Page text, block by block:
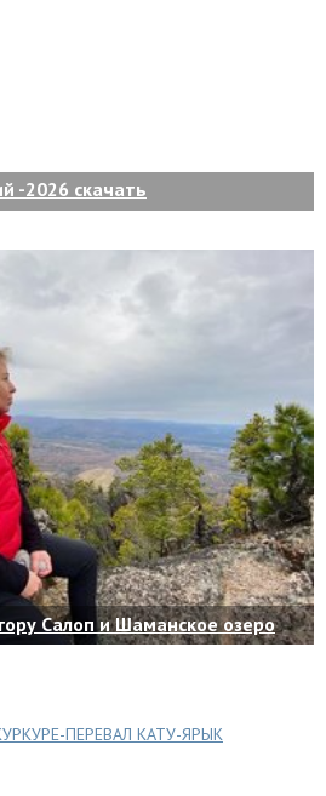
-2026 скачать
Салоп и Шаманское озеро